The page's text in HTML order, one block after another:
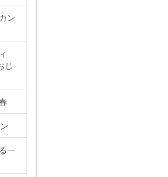
ン
じ
一